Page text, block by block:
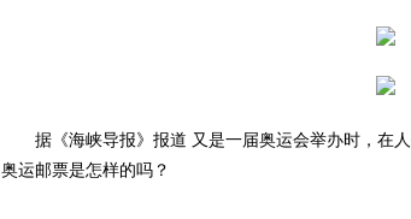
据《海峡导报》报道 又是一届奥运会举办时，在人
奥运邮票是怎样的吗？